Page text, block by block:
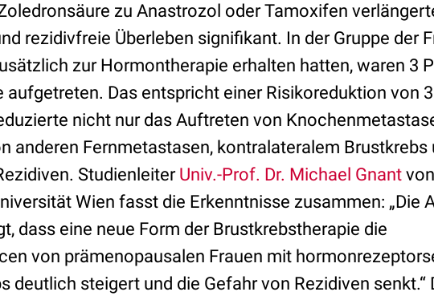
zu Anastrozol oder Tamoxifen
rezidivfreie Überleben signifikant. In der Gruppe der
zur Hormontherapie erhalten hatten, waren 3
aufgetreten. Das entspricht einer Risikoreduktion von
nicht nur das Auftreten von
anderen Fernmetastasen, kontralateralem Brustkrebs
Studienleiter Univ.-Prof. Dr. Michael Gnant
Wien fasst die Erkenntnisse zusammen: „Die
dass eine neue Form der Brustkrebstherapie die
von prämenopausalen Frauen mit
deutlich steigert und die Gefahr von Rezidiven senkt.“